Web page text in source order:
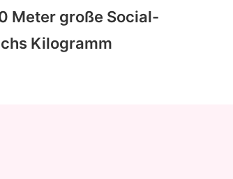
Meter große Social-
Kilogramm